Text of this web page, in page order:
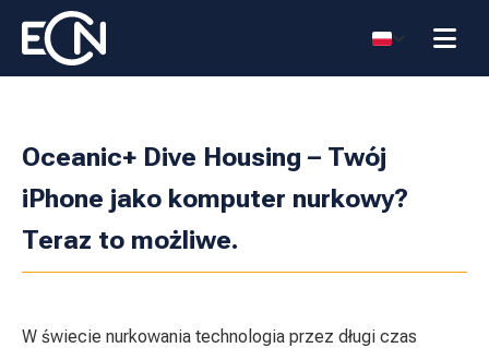
Oceanic+ Dive Housing – Twój
iPhone jako komputer nurkowy?
Teraz to możliwe.
W świecie nurkowania technologia przez długi czas